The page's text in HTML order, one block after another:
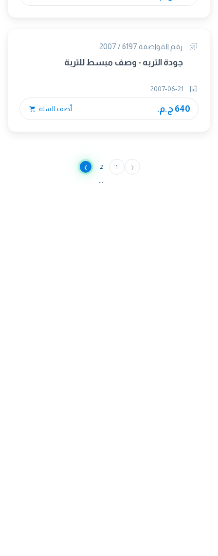
رقم المواصفة 6197 / 2007
جودة التربه - وصف مبسط للتربة
640 ج.م. أضف للسلة
‹
1
2
›